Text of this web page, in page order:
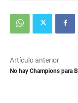
Artículo anterior
No hay Champions para